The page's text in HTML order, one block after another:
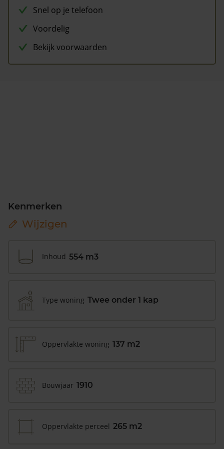
Snel op je telefoon
Voordelig
Bekijk voorwaarden
Kenmerken
Wijzigen
Inhoud 554 m3
Type woning Twee onder 1 kap
Oppervlakte woning 137 m2
Bouwjaar 1910
Oppervlakte perceel 265 m2